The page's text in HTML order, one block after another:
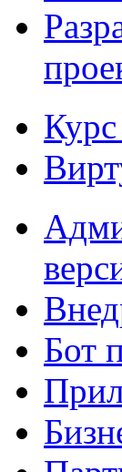
Бот